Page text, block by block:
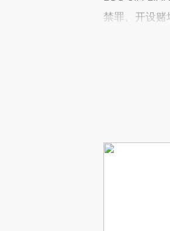
禁罪、开设赌